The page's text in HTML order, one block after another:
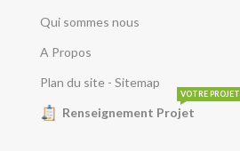
Qui sommes nous
A Propos
Plan du site - Sitemap
Renseignement Projet
VOTRE PROJET